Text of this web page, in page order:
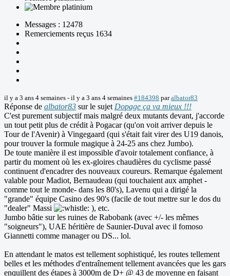
Messages : 12478
Remerciements reçus 1634
il y a 3 ans 4 semaines - il y a 3 ans 4 semaines #184398 paralbator83
Réponse de albator83 sur le sujet Dopage ça va mieux !!!
C'est purement subjectif mais malgré deux mutants devant, j'accorde
un tout petit plus de crédit à Pogacar (qu'on voit arriver depuis le
Tour de l'Avenir) à Vingegaard (qui s'était fait virer des U19 danois,
pour trouver la formule magique à 24-25 ans chez Jumbo).
De toute manière il est impossible d'avoir totalement confiance, à
partir du moment où les ex-gloires chaudières du cyclisme passé
continuent d'encadrer des nouveaux coureurs. Remarque également
valable pour Madiot, Bernaudeau (qui touchaient aux amphet -
comme tout le monde- dans les 80's), Lavenu qui a dirigé la
"grande" équipe Casino des 90's (facile de tout mettre sur le dos du
"dealer" Massi
), etc.
Jumbo bâtie sur les ruines de Rabobank (avec +/- les mêmes
"soigneurs"), UAE héritière de Saunier-Duval avec il fomoso
Giannetti comme manager ou DS... lol.
En attendant le matos est tellement sophistiqué, les routes tellement
belles et les méthodes d'entraînement tellement avancées que les gars
enquillent des étapes à 3000m de D+ @ 43 de moyenne en faisant